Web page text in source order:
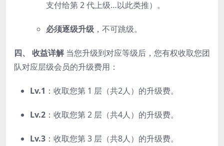
支付给第 2 代上级…以此类推）。
必须逐级升级，不可跳级。
四、 收益详解当您升级到对应等级后，您有权收取您团
队对应层级会员的升级费用：
Lv.1 ：收取您第 1 层（共2人）的升级费。
Lv.2 ：收取您第 2 层（共4人）的升级费。
Lv.3 ：收取您第 3 层（共8人）的升级费。